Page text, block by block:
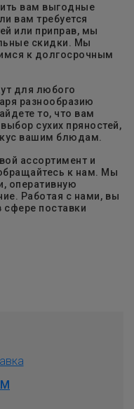
вам выгодные
вам требуется
или приправ, мы
скидки. Мы
к долгосрочным
для любого
разнообразию
то, что вам
сухих пряностей,
вашим блюдам.
ассортимент и
к нам. Мы
оперативную
Работая с нами, вы
сфере поставки